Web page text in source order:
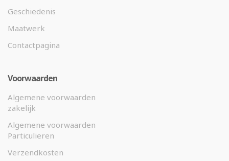
Geschiedenis
Maatwerk
Contactpagina
Voorwaarden
Algemene voorwaarden
zakelijk
Algemene voorwaarden
Particulieren
Verzendkosten